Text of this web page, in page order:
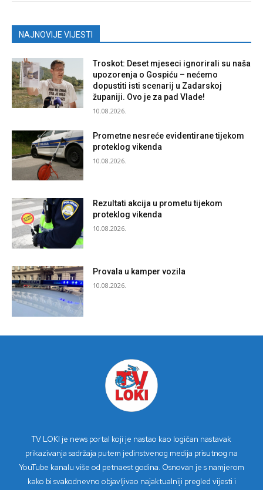
NAJNOVIJE VIJESTI
Troskot: Deset mjeseci ignorirali su naša
upozorenja o Gospiću – nećemo
dopustiti isti scenarij u Zadarskoj
županiji. Ovo je za pad Vlade!
10.08.2026.
Prometne nesreće evidentirane tijekom
proteklog vikenda
10.08.2026.
Rezultati akcija u prometu tijekom
proteklog vikenda
10.08.2026.
Provala u kamper vozila
10.08.2026.
TV LOKI je news portal koji je nastao kao logičan nastavak
prikazivanja sadržaja putem jedinstvenog medija prisutnog na
YouTube kanalu više od petnaest godina. Osnovan je s namjerom
kako bi svakodnevno objavljivao najaktualniji pregled vijesti i